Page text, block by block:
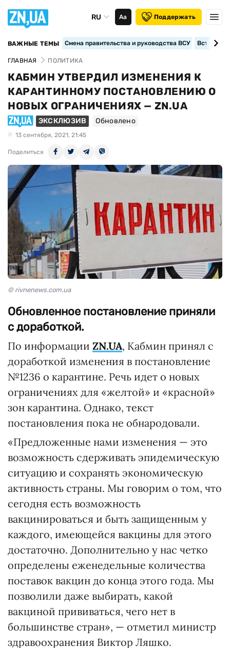
RU Аа Поддержать
ВАЖНЫЕ ТЕМЫ Смена правительства и руководства ВСУ
ГЛАВНАЯ ПОЛИТИКА
КАБМИН УТВЕРДИЛ ИЗМЕНЕНИЯ К
КАРАНТИННОМУ ПОСТАНОВЛЕНИЮ О
НОВЫХ ОГРАНИЧЕНИЯХ — ZN.UA
ЭКСКЛЮЗИВ Обновлено
13 сентября, 2021, 21:45
Поделиться
© rivnenews.com.ua
Обновленное постановление приняли
с доработкой.
По информации ZN.UA, Кабмин принял с
доработкой изменения в постановление
№1236 о карантине. Речь идет о новых
ограничениях для «желтой» и «красной»
зон карантина. Однако, текст
постановления пока не обнародовали.
«Предложенные нами изменения — это
возможность сдерживать эпидемическую
ситуацию и сохранять экономическую
активность страны. Мы говорим о том, что
сегодня есть возможность
вакцинироваться и быть защищенным у
каждого, имеющейся вакцины для этого
достаточно. Дополнительно у нас четко
определены еженедельные количества
поставок вакцин до конца этого года. Мы
позволили даже выбирать, какой
вакциной прививаться, чего нет в
большинстве стран», — отметил министр
здравоохранения Виктор Ляшко.